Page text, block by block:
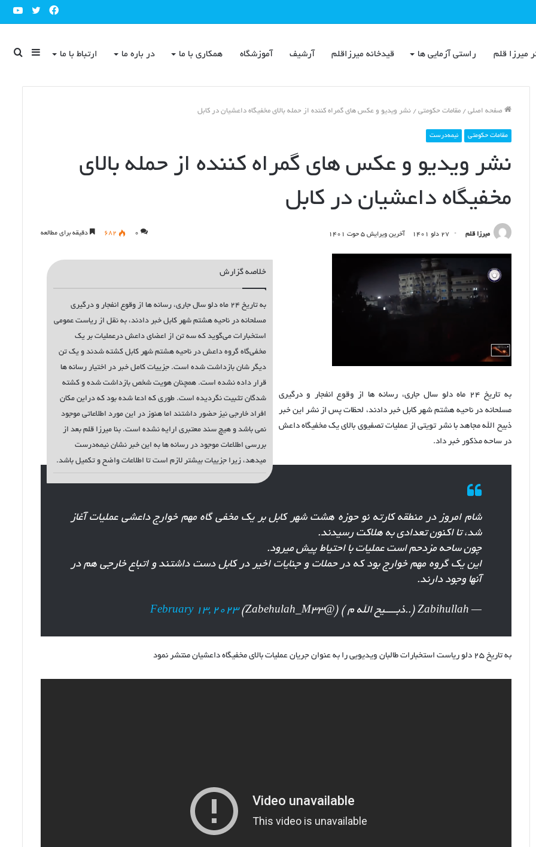
Twitter
Facebook
میرزا قلم راستی آزمایی ها قیدخانه میرزاقلم آرشیف آموزشگاه همکاری با ما در باره ما ارتباط با ما Sidebar
صفحه اصلی / مقامات حکومتی / نشر ویدیو و عکس های گمراه کننده از حمله بالای مخفیگاه داعشیان در کابل
مقامات حکومتی نیمه‌درست
نشر ویدیو و عکس های گمراه کننده از حمله بالای
مخفیگاه داعشیان در کابل
میرزا قلم ۲۷ دلو ۱۴۰۱ آخرین ویرایش ۵ حوت ۱۴۰۱ ۰ ۶۸۲ دقیقه برای مطالعه
خلاصه گزارش
به تاریخ ۲۴ ماه دلو سال جاری، رسانه ها از وقوع انفجار و درگیری
مسلحانه در ناحیه هشتم شهر کابل خبر دادند، به نقل از ریاست عمومی
استخبارات می‌گوید که سه تن از اعضای داعش درعملیات بر یک
مخفی‌گاه گروه داعش در ناحیه هشتم شهر کابل کشته شدند و یک تن
دیگر شان بازداشت شده است. جزییات کامل خبر در اختیار رسانه ها
قرار داده نشده است. همچنان هویت شخص بازداشت شده و کشته
شدگان تثبیت نگردیده است. طوری که ادعا شده بود که دراین مکان
افراد خارجی نیز حضور داشتند اما هنوز در این مورد اطلاعاتی موجود
نمی باشد و هیچ سند معتبری ارایه نشده است. بنا میرزا قلم بعد از
بررسی اطلاعات موجود در رسانه ها به این خبر نشان نیمه‌درست
میدهد، زیرا جزییات بیشتر لازم است تا اطلاعات واضح و تکمیل باشد.
به تاریخ ۲۴ ماه دلو سال جاری، رسانه ها از وقوع انفجار و درگیری
مسلحانه در ناحیه هشتم شهر کابل خبر دادند، لحظات پس از نشر این خبر
ذبیح الله مجاهد با نشر تویتی از عملیات تصفیوی بالای یک مخفیگاه داعش
در ساحه مذکور خبر داد.
شام امروز در منطقه کارته نو حوزه هشت شهر کابل بر یک مخفی گاه مهم خوارج داعشی عملیات آغاز
شد، تا اکنون تعدادی به هلاکت رسیدند.
چون ساحه مزدحم است عملیات با احتیاط پیش میرود.
این یک گروه مهم خوارج بود که در حملات و جنایات اخیر در کابل دست داشتند و اتباع خارجی هم در
آنها وجود دارند.
— Zabihullah (..ذبـــــیح الله م ) (@Zabehulah_M33) February 13, 2023
به تاریخ ۲۵ دلو ریاست استخبارات طالبان ویدیویی را به عنوان جریان عملیات بالای مخفیگاه داعشیان منتشر نمود
کلاهبرداری
اینترنتی
پیام های کمک نقدی به مناسبت روز استقلال
افغانستان، کلاهبرداری اینترنتی است.